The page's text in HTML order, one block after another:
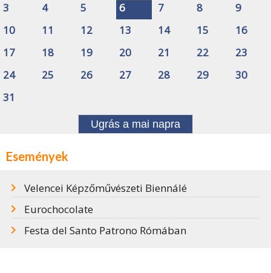
3
4 5 6 7 8
9
10
11 12 13 14 15
16
17
18 19 20 21 22
23
24
25 26 27 28 29
30
31
Ugrás a mai napra
Események
Velencei Képzőművészeti Biennálé
Eurochocolate
Festa del Santo Patrono Rómában